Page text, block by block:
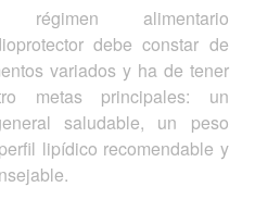
régimen alimentario
debe constar de
variados y ha de tener
metas principales: un
saludable, un peso
lipídico recomendable y